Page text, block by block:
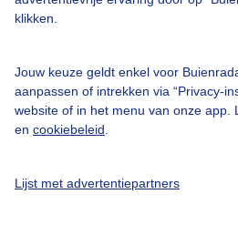
klikken.
Jouw keuze geldt enkel voor
aanpassen of intrekken via “Privacy-
website of in het menu van onze app.
en cookiebeleid
Lijst met advertentiepartners
Adverteren
Privacy beleid
Cookie beleid